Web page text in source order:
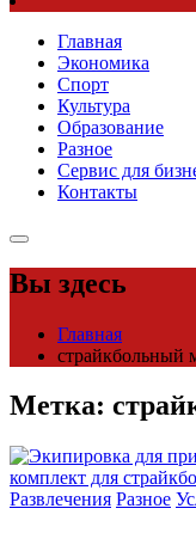
Главная
Экономика
Спорт
Культура
Образование
Разное
Сервис для
Контакты
Вы здесь
Главная
страйкбольный
Метка:
Развлечения Разное